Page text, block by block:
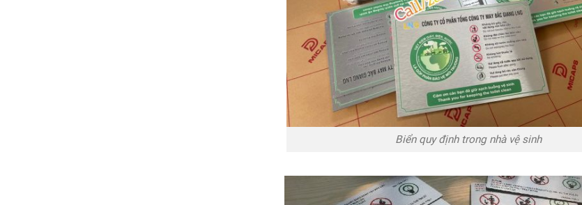
Biển quy định trong nhà vệ sinh